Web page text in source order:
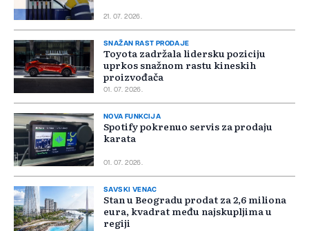
21. 07. 2026.
SNAŽAN RAST PRODAJE
Toyota zadržala lidersku poziciju
uprkos snažnom rastu kineskih
proizvođača
01. 07. 2026.
NOVA FUNKCIJA
Spotify pokrenuo servis za prodaju
karata
01. 07. 2026.
SAVSKI VENAC
Stan u Beogradu prodat za 2,6 miliona
eura, kvadrat među najskupljima u
regiji